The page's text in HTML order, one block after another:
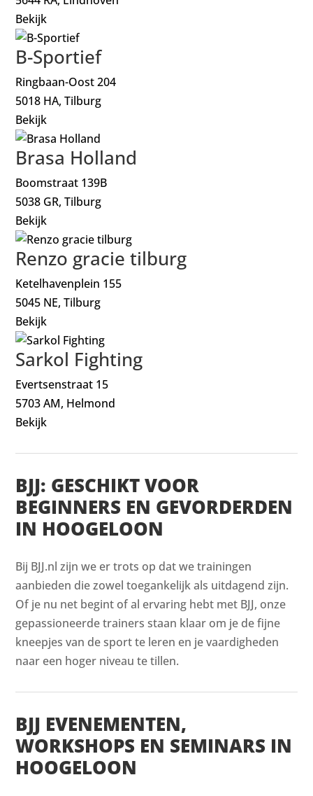
Bekijk
B-Sportief
Ringbaan-Oost 204
5018 HA, Tilburg
Bekijk
Brasa Holland
Boomstraat 139B
5038 GR, Tilburg
Bekijk
Renzo gracie tilburg
Ketelhavenplein 155
5045 NE, Tilburg
Bekijk
Sarkol Fighting
Evertsenstraat 15
5703 AM, Helmond
Bekijk
BJJ: GESCHIKT VOOR
BEGINNERS EN GEVORDERDEN
IN HOOGELOON
Bij BJJ.nl zijn we er trots op dat we trainingen
aanbieden die zowel toegankelijk als uitdagend zijn.
Of je nu net begint of al ervaring hebt met BJJ, onze
gepassioneerde trainers staan klaar om je de fijne
kneepjes van de sport te leren en je vaardigheden
naar een hoger niveau te tillen.
BJJ EVENEMENTEN,
WORKSHOPS EN SEMINARS IN
HOOGELOON